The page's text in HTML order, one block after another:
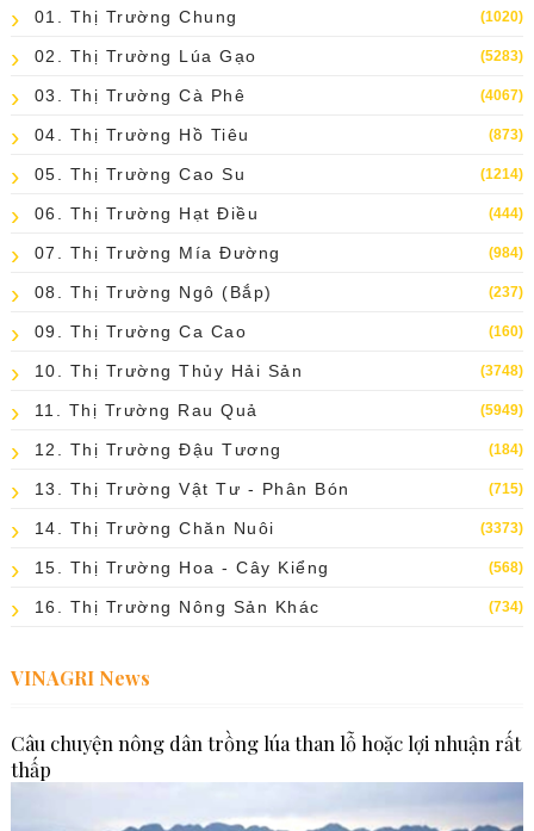
01. Thị Trường Chung (1020)
02. Thị Trường Lúa Gạo (5283)
03. Thị Trường Cà Phê (4067)
04. Thị Trường Hồ Tiêu (873)
05. Thị Trường Cao Su (1214)
06. Thị Trường Hạt Điều (444)
07. Thị Trường Mía Đường (984)
08. Thị Trường Ngô (bắp) (237)
09. Thị Trường Ca Cao (160)
10. Thị Trường Thủy Hải Sản (3748)
11. Thị Trường Rau Quả (5949)
12. Thị Trường Đậu Tương (184)
13. Thị Trường Vật Tư - Phân Bón (715)
14. Thị Trường Chăn Nuôi (3373)
15. Thị Trường Hoa - Cây Kiểng (568)
16. Thị Trường Nông Sản Khác (734)
VINAGRI News
Câu chuyện nông dân trồng lúa than lỗ hoặc lợi nhuận rất
thấp